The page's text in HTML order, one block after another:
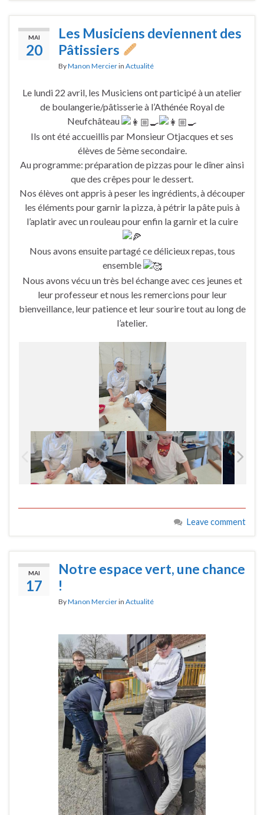
MAI
20
Les Musiciens deviennent des
Pâtissiers
ByManon Mercierin Actualité
Le lundi 22 avril, les Musiciens ont participé à un atelier
de boulangerie/pâtisserie à l’Athénée Royal de
Neufchâteau
Ils ont été accueillis par Monsieur Otjacques et ses
élèves de 5ème secondaire.
Au programme: préparation de pizzas pour le dîner ainsi
que des crêpes pour le dessert.
Nos élèves ont appris à peser les ingrédients, à découper
les éléments pour garnir la pizza, à pétrir la pâte puis à
l’aplatir avec un rouleau pour enfin la garnir et la cuire
Nous avons ensuite partagé ce délicieux repas, tous
ensemble
Nous avons vécu un très bel échange avec ces jeunes et
leur professeur et nous les remercions pour leur
bienveillance, leur patience et leur sourire tout au long de
l’atelier.
Leave comment
MAI
17
Notre espace vert, une chance
!
ByManon Mercierin Actualité